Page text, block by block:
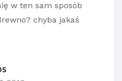
w ten sam sposób
chyba jakaś